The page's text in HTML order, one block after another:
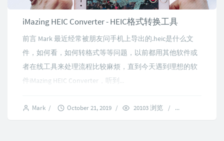
iMazing HEIC Converter - HEIC格式转换工具
前言 Mark 最近经常被朋友问手机上导出的.heic是什么文
件，如何看，如何转格式等等问题，以前都用其他软件或
者在线工具来处理流程比较麻烦，直到今天遇到理想的软
件iMazing HEIC Converter，听到...
Mark / October 21, 2019 / 20103 浏览 /